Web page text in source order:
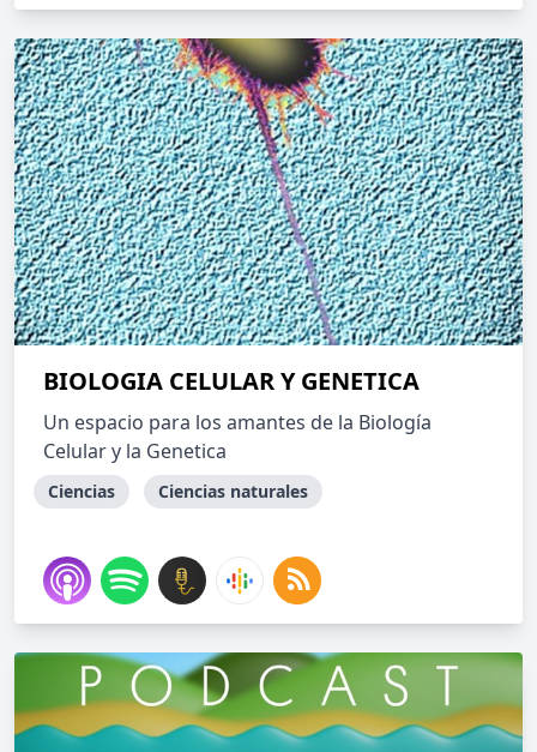
BIOLOGIA CELULAR Y GENETICA
Un espacio para los amantes de la Biología
Celular y la Genetica
Ciencias Ciencias naturales